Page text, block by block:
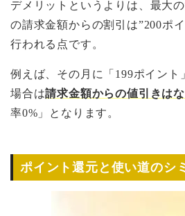
デメリットというよりは、最大
の請求金額からの割引は”200ポ
行われる点です。
例えば、その月に「199ポイント
場合は請求金額からの値引きは
率0%」となります。
ポイント還元と使い道のシ